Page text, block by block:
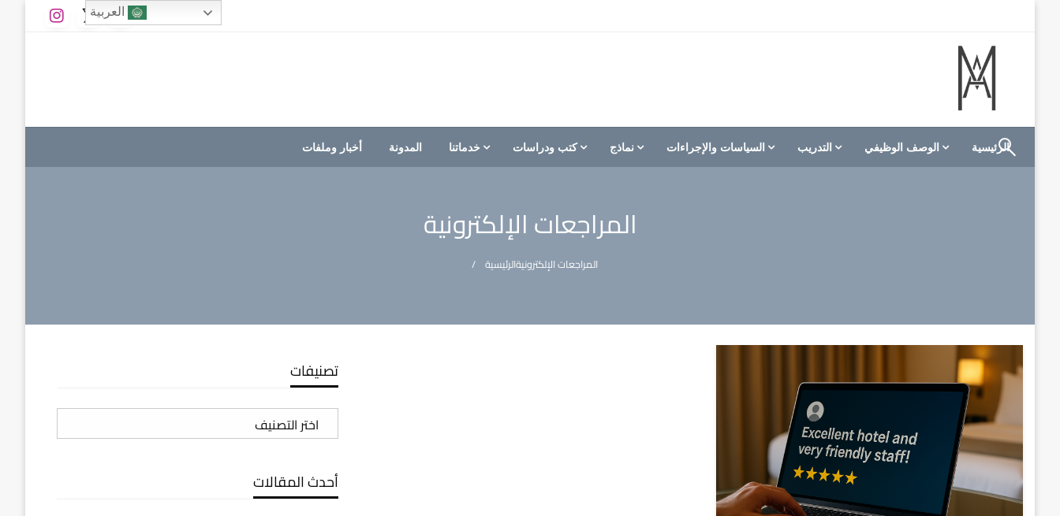
M A hotels | إم ايه هوتيلز
الموقع الأول للعاملين في الفنادق في العالم العربي
الرئيسية الوصف الوظيفي التدريب السياسات والإجراءات نماذج كتب ودراسات خدماتنا المدونة أخبار وملفات
المراجعات الإلكترونية
الرئيسيةالمراجعات الإلكترونية
تصنيفات
تصنيفات
أحدث المقالات
العربية